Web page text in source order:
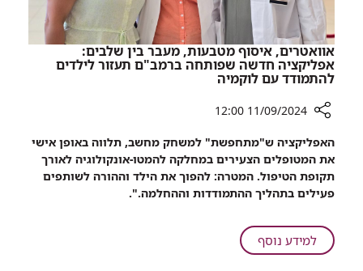
אוואטרים, איסוף מטבעות, מעבר בין שלבים:
אפליקציה חדשה שפותחה ברמב"ם תעזור לילדים
להתמודד עם לוקמיה
שיתוף
אוואטרים,
איסוף
מטבעות,
שלבים:
11/09/2024 12:00
האפליקציה ש"מתחפשת" למשחק מחשב, תלווה באופן אישי
את המטופלים הצעירים במחלקה להמטו-אונקולוגיה לאורך
תקופת הטיפול. המטרה: להפוך את הילד וההורה לשותפים
פעילים בתהליך ההתמודדות וההחלמה.".
למידע נוסףעל
אוואטרים,